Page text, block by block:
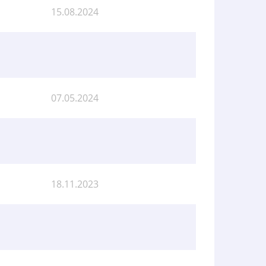
15.08.2024
07.05.2024
18.11.2023